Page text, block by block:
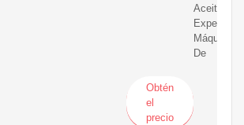
Aceite
Expeller
Máquina
De
Obtén
el
precio